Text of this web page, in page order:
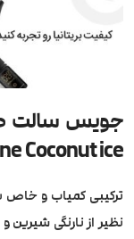
جویس سالت
Coconut ice
ترکیبی کمیاب و خاص
نظیر از نارنگی شیرین